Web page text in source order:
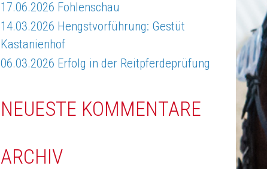
17.06.2026 Fohlenschau
14.03.2026 Hengstvorführung: Gestüt
Kastanienhof
06.03.2026 Erfolg in der Reitpferdeprüfung
NEUESTE KOMMENTARE
ARCHIV